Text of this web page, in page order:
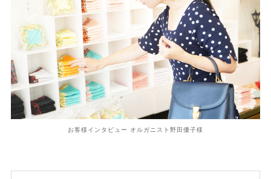
お客様インタビュー オルガニスト野田優子様